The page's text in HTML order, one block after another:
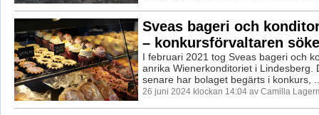
Sveas bageri och
– konkursförvaltaren
I februari 2021 tog Sveas bageri och
anrika Wienerkonditoriet i Lindesberg.
senare har bolaget begärts i konkurs,
26 juni 2024 klockan 14:04 av Camilla